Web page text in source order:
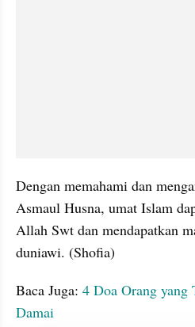
Dengan memahami dan
Asmaul Husna, umat Islam
Allah Swt dan mendapatkan
duniawi. (Shofia)
Baca Juga: 4 Doa Orang
Damai